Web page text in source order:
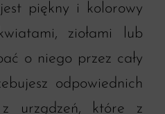
piękny i kolorowy
ziołami lub
o niego przez cały
odpowiednich
z urządzeń, które z